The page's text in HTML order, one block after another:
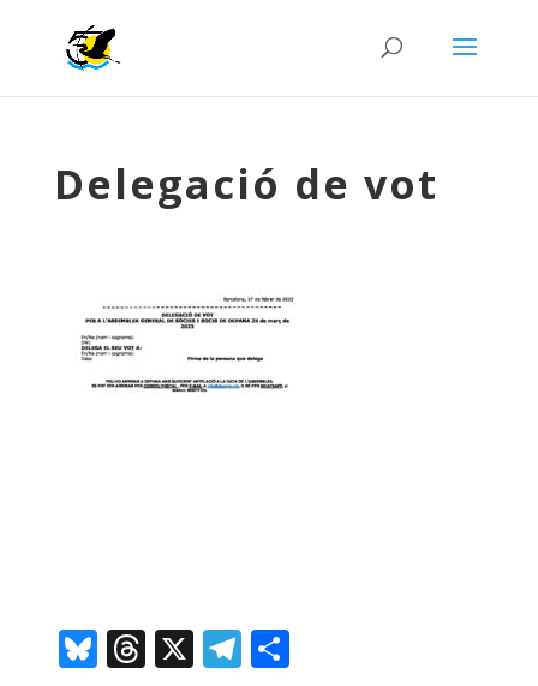
Delegació de vot
Bluesky
Threads
X Telegram
Comparteix